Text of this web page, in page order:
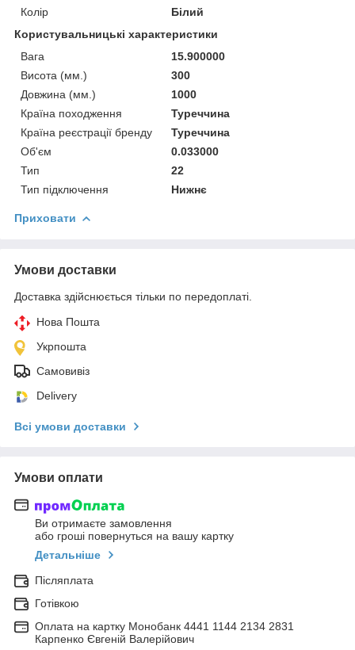
Колір
Білий
Користувальницькі характеристики
Вага
15.900000
Висота (мм.)
300
Довжина (мм.)
1000
Країна походження
Туреччина
Країна реєстрації бренду
Туреччина
Об'єм
0.033000
Тип
22
Тип підключення
Нижнє
Приховати
Умови доставки
Доставка здійснюється тільки по передоплаті.
Нова Пошта
Укрпошта
Самовивіз
Delivery
Всі умови доставки
Умови оплати
Ви отримаєте замовлення
або гроші повернуться на вашу картку
Детальніше
Післяплата
Готівкою
Оплата на картку Монобанк 4441 1144 2134 2831
Карпенко Євгеній Валерійович